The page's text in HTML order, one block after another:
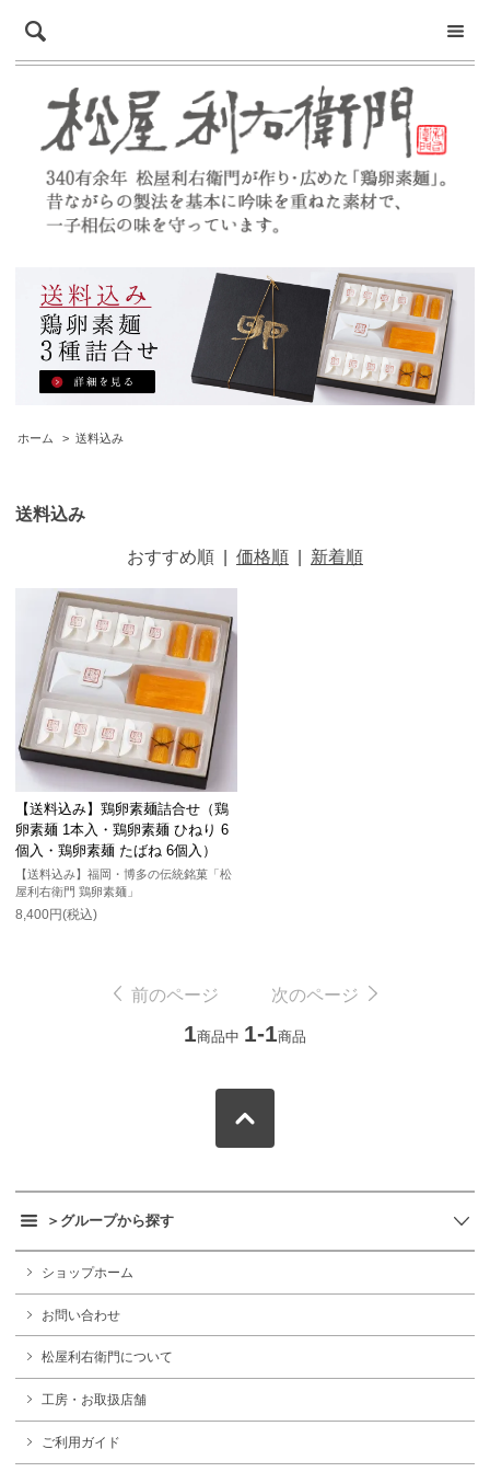
ホーム > 送料込み
送料込み
おすすめ順 価格順 新着順
【送料込み】鶏卵素麺詰合せ（鶏
卵素麺 1本入・鶏卵素麺 ひねり 6
個入・鶏卵素麺 たばね 6個入）
【送料込み】福岡・博多の伝統銘菓「松
屋利右衛門 鶏卵素麺」
8,400円(税込)
前のページ 次のページ
1商品中 1-1商品
＞グループから探す
ショップホーム
お問い合わせ
松屋利右衛門について
工房・お取扱店舗
ご利用ガイド